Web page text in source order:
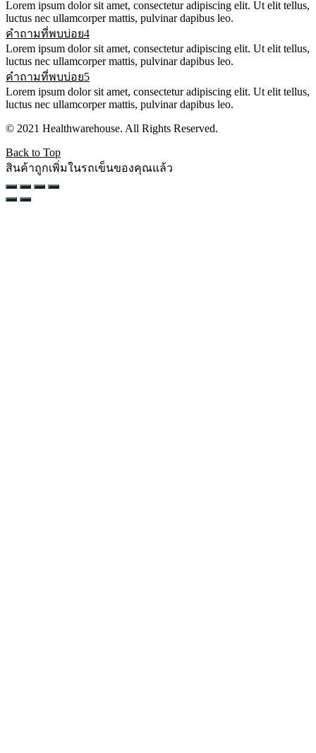
Lorem ipsum dolor sit amet, consectetur adipiscing elit. Ut elit tellus,
luctus nec ullamcorper mattis, pulvinar dapibus leo.
คำถามที่พบบ่อย4
Lorem ipsum dolor sit amet, consectetur adipiscing elit. Ut elit tellus,
luctus nec ullamcorper mattis, pulvinar dapibus leo.
คำถามที่พบบ่อย5
Lorem ipsum dolor sit amet, consectetur adipiscing elit. Ut elit tellus,
luctus nec ullamcorper mattis, pulvinar dapibus leo.
© 2021 Healthwarehouse. All Rights Reserved.
Back to Top
สินค้าถูกเพิ่มในรถเข็นของคุณแล้ว